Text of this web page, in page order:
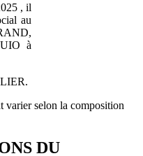
, il
au
à
varier selon la composition
DU